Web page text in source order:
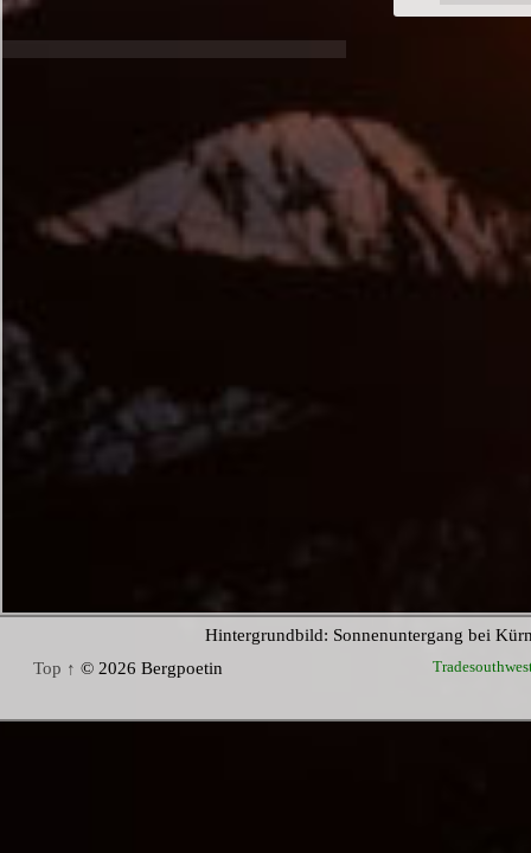
Hintergrundbild: Sonnenuntergang bei
Top ↑ © 2026 Bergpoetin